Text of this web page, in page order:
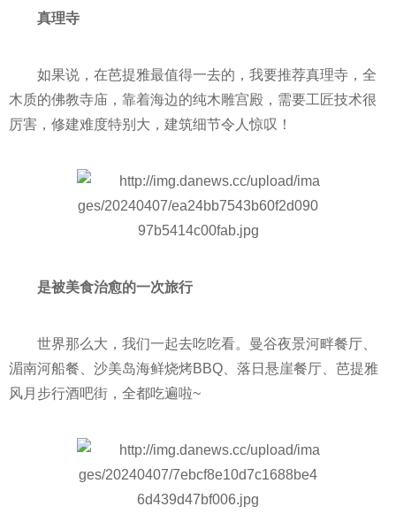
真理寺
如果说，在芭提雅最值得一去的，我要推荐真理寺，全
木质的佛教寺庙，靠着海边的纯木雕宫殿，需要工匠技术很
厉害，修建难度特别大，建筑细节令人惊叹！
是被美食治愈的一次旅行
世界那么大，我们一起去吃吃看。曼谷夜景河畔餐厅、
湄南河船餐、沙美岛海鲜烧烤BBQ、落日悬崖餐厅、芭提雅
风月步行酒吧街，全都吃遍啦~